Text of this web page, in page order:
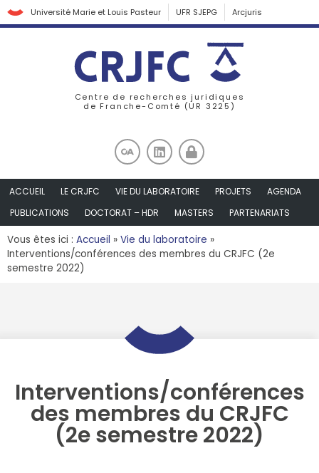
Université Marie et Louis Pasteur UFR SJEPG Arcjuris
Centre de recherches juridiques
de Franche-Comté (UR 3225)
ACCUEIL LE CRJFC VIE DU LABORATOIRE PROJETS
AGENDA
PUBLICATIONS
DOCTORAT – HDR MASTERS PARTENARIATS
Vous êtes ici : Accueil » Vie du laboratoire »
Interventions/conférences des membres du CRJFC (2e
semestre 2022)
Interventions/conférences
des membres du CRJFC
(2e semestre 2022)